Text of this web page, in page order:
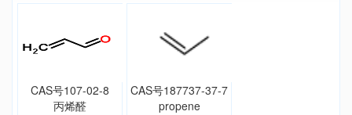
CAS号107-02-8
丙烯醛
CAS号187737-37-7
propene